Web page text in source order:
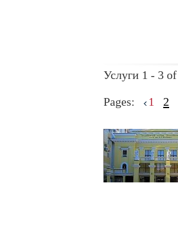
Услуги 1 - 3
Pages: 1 2